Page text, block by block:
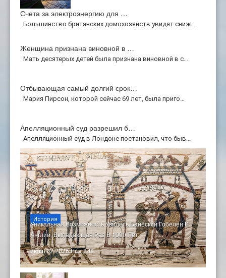
Счета за электроэнергию для …
Большинство британских домохозяйств увидят сниж…
Женщина признана виновной в …
Мать десятерых детей была признана виновной в с…
Отбывающая самый долгий срок…
Мария Пирсон, которой сейчас 69 лет, была приго…
Апелляционный суд разрешил б…
Апелляционный суд в Лондоне постановил, что быв…
Уникальная Возможность Увидеть Байёский Гобелен В
Англии, Выпадающая Раз В 1000 Лет
июль 02 2026 Hits:248
История